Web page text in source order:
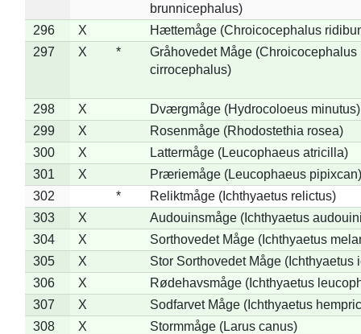
brunnicephalus)
296
X
Hættemåge (Chroicocephalus
297
X *
Gråhovedet Måge (Chroicocephalus
cirrocephalus)
298 X
Dværgmåge (Hydrocoloeus minutus)
299
X
Rosenmåge (Rhodostethia rosea)
300
X
Lattermåge (Leucophaeus atricilla)
301
X
Præriemåge (Leucophaeus pipixcan)
302
*
Reliktmåge (Ichthyaetus relictus)
303
X
Audouinsmåge (Ichthyaetus
304
X
Sorthovedet Måge (Ichthyaetus
305
X
Stor Sorthovedet Måge (Ichthyaetus
306
X
Rødehavsmåge (Ichthyaetus
307
X
Sodfarvet Måge (Ichthyaetus
308
X
Stormmåge (Larus canus)